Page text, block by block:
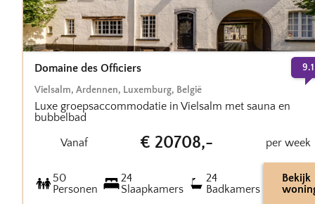
Domaine des Officiers
Vielsalm, Ardennen, Luxemburg, België
9.1
Luxe groepsaccommodatie in Vielsalm met sauna en
bubbelbad
Vanaf
€ 20708,- per week
50
Personen
24
Slaapkamers
24
Badkamers
Bekijk